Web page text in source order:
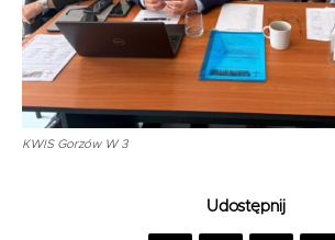
KWIS Gorzów W 3
Udostępnij